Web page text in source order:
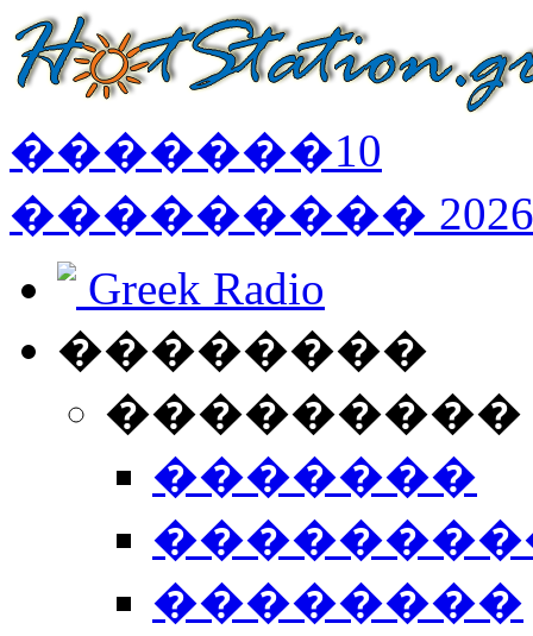
�������10
��������� 2026
Greek Radio
��������
�������
��������